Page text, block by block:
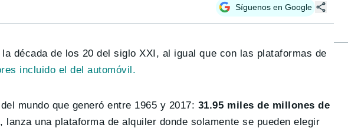
Síguenos en Google
década de los 20 del siglo XXI, al igual que con las plataformas de
incluido el del automóvil.
mundo que generó entre 1965 y 2017: 31.95 miles de millones de
, lanza una plataforma de alquiler donde solamente se pueden elegir